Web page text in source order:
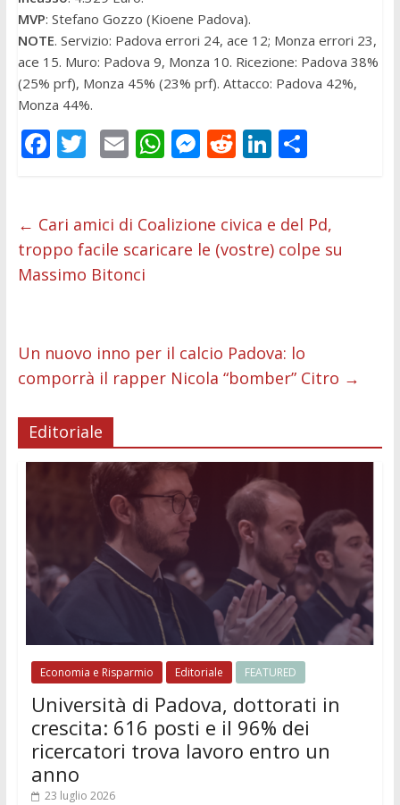
MVP: Stefano Gozzo (Kioene Padova).
NOTE. Servizio: Padova errori 24, ace 12; Monza errori 23,
ace 15. Muro: Padova 9, Monza 10. Ricezione: Padova 38%
(25% prf), Monza 45% (23% prf). Attacco: Padova 42%,
Monza 44%.
F
b
o
o
T
er
E
l
W
s
A
M
e
n
R
di
t
Li
e
dI
C
di
vi
← Cari amici di Coalizione civica e del Pd,
troppo facile scaricare le (vostre) colpe su
Massimo Bitonci
Un nuovo inno per il calcio Padova: lo
comporrà il rapper Nicola “bomber” Citro →
Editoriale
Economia e Risparmio Editoriale FEATURED
Università di Padova, dottorati in
crescita: 616 posti e il 96% dei
ricercatori trova lavoro entro un
anno
23 luglio 2026